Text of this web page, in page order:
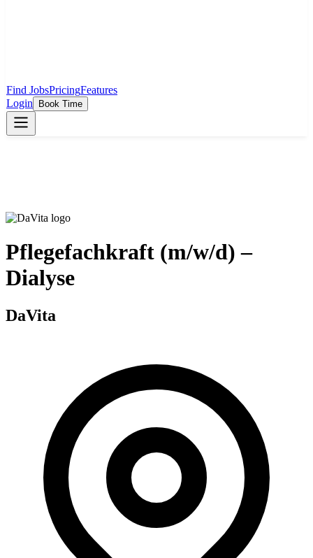
Find JobsPricingFeatures
Login
Book Time
Pflegefachkraft (m/w/d) –
Dialyse
DaVita